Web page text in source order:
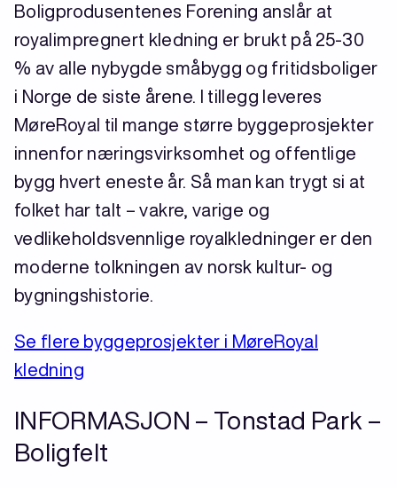
Boligprodusentenes Forening anslår at
royalimpregnert kledning er brukt på 25-30
% av alle nybygde småbygg og fritidsboliger
i Norge de siste årene. I tillegg leveres
MøreRoyal til mange større byggeprosjekter
innenfor næringsvirksomhet og offentlige
bygg hvert eneste år. Så man kan trygt si at
folket har talt – vakre, varige og
vedlikeholdsvennlige royalkledninger er den
moderne tolkningen av norsk kultur- og
bygningshistorie.
Se flere byggeprosjekter i MøreRoyal
kledning
INFORMASJON – Tonstad Park –
Boligfelt